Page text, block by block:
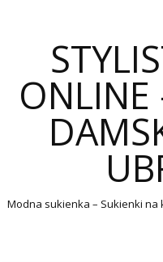
ONLINE
Modna sukienka – Sukienki na